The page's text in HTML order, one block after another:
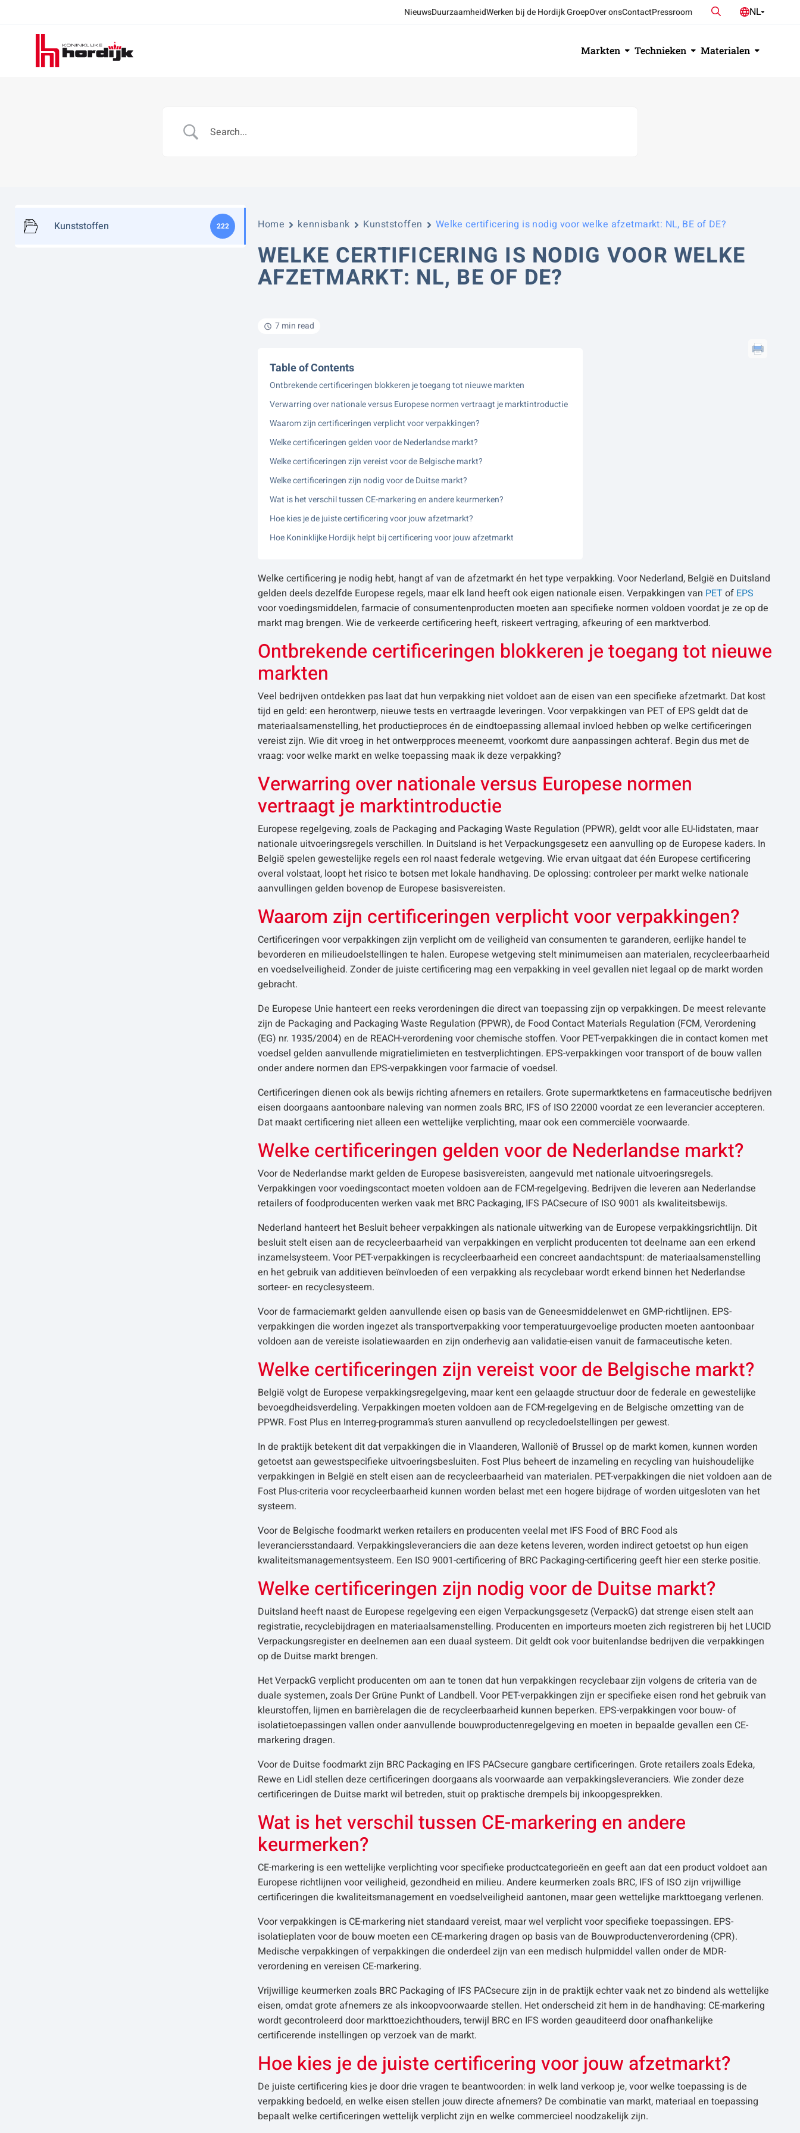
NieuwsDuurzaamheidWerken bij de Hordijk GroepOver onsContactPressroom ZoekenNL
Koninklijke
Hordijk
Markten Technieken Materialen
Kunststoffen 222 Home kennisbank Kunststoffen Welke certificering is nodig voor welke afzetmarkt: NL, BE of DE?
WELKE CERTIFICERING IS NODIG VOOR WELKE
AFZETMARKT: NL, BE OF DE?
7 min read
Table of Contents
Ontbrekende certificeringen blokkeren je toegang tot nieuwe markten
Verwarring over nationale versus Europese normen vertraagt je marktintroductie
Waarom zijn certificeringen verplicht voor verpakkingen?
Welke certificeringen gelden voor de Nederlandse markt?
Welke certificeringen zijn vereist voor de Belgische markt?
Welke certificeringen zijn nodig voor de Duitse markt?
Wat is het verschil tussen CE-markering en andere keurmerken?
Hoe kies je de juiste certificering voor jouw afzetmarkt?
Hoe Koninklijke Hordijk helpt bij certificering voor jouw afzetmarkt
Welke certificering je nodig hebt, hangt af van de afzetmarkt én het type verpakking. Voor Nederland, België en Duitsland
gelden deels dezelfde Europese regels, maar elk land heeft ook eigen nationale eisen. Verpakkingen van PETof EPS
voor voedingsmiddelen, farmacie of consumentenproducten moeten aan specifieke normen voldoen voordat je ze op de
markt mag brengen. Wie de verkeerde certificering heeft, riskeert vertraging, afkeuring of een marktverbod.
Ontbrekende certificeringen blokkeren je toegang tot nieuwe
markten
Veel bedrijven ontdekken pas laat dat hun verpakking niet voldoet aan de eisen van een specifieke afzetmarkt. Dat kost
tijd en geld: een herontwerp, nieuwe tests en vertraagde leveringen. Voor verpakkingen van PET of EPS geldt dat de
materiaalsamenstelling, het productieproces én de eindtoepassing allemaal invloed hebben op welke certificeringen
vereist zijn. Wie dit vroeg in het ontwerpproces meeneemt, voorkomt dure aanpassingen achteraf. Begin dus met de
vraag: voor welke markt en welke toepassing maak ik deze verpakking?
Verwarring over nationale versus Europese normen
vertraagt je marktintroductie
Europese regelgeving, zoals de Packaging and Packaging Waste Regulation (PPWR), geldt voor alle EU-lidstaten, maar
nationale uitvoeringsregels verschillen. In Duitsland is het Verpackungsgesetz een aanvulling op de Europese kaders. In
België spelen gewestelijke regels een rol naast federale wetgeving. Wie ervan uitgaat dat één Europese certificering
overal volstaat, loopt het risico te botsen met lokale handhaving. De oplossing: controleer per markt welke nationale
aanvullingen gelden bovenop de Europese basisvereisten.
Waarom zijn certificeringen verplicht voor verpakkingen?
Certificeringen voor verpakkingen zijn verplicht om de veiligheid van consumenten te garanderen, eerlijke handel te
bevorderen en milieudoelstellingen te halen. Europese wetgeving stelt minimumeisen aan materialen, recycleerbaarheid
en voedselveiligheid. Zonder de juiste certificering mag een verpakking in veel gevallen niet legaal op de markt worden
gebracht.
De Europese Unie hanteert een reeks verordeningen die direct van toepassing zijn op verpakkingen. De meest relevante
zijn de Packaging and Packaging Waste Regulation (PPWR), de Food Contact Materials Regulation (FCM, Verordening
(EG) nr. 1935/2004) en de REACH-verordening voor chemische stoffen. Voor PET-verpakkingen die in contact komen met
voedsel gelden aanvullende migratielimieten en testverplichtingen. EPS-verpakkingen voor transport of de bouw vallen
onder andere normen dan EPS-verpakkingen voor farmacie of voedsel.
Certificeringen dienen ook als bewijs richting afnemers en retailers. Grote supermarktketens en farmaceutische bedrijven
eisen doorgaans aantoonbare naleving van normen zoals BRC, IFS of ISO 22000 voordat ze een leverancier accepteren.
Dat maakt certificering niet alleen een wettelijke verplichting, maar ook een commerciële voorwaarde.
Welke certificeringen gelden voor de Nederlandse markt?
Voor de Nederlandse markt gelden de Europese basisvereisten, aangevuld met nationale uitvoeringsregels.
Verpakkingen voor voedingscontact moeten voldoen aan de FCM-regelgeving. Bedrijven die leveren aan Nederlandse
retailers of foodproducenten werken vaak met BRC Packaging, IFS PACsecure of ISO 9001 als kwaliteitsbewijs.
Nederland hanteert het Besluit beheer verpakkingen als nationale uitwerking van de Europese verpakkingsrichtlijn. Dit
besluit stelt eisen aan de recycleerbaarheid van verpakkingen en verplicht producenten tot deelname aan een erkend
inzamelsysteem. Voor PET-verpakkingen is recycleerbaarheid een concreet aandachtspunt: de materiaalsamenstelling
en het gebruik van additieven beïnvloeden of een verpakking als recyclebaar wordt erkend binnen het Nederlandse
sorteer- en recyclesysteem.
Voor de farmaciemarkt gelden aanvullende eisen op basis van de Geneesmiddelenwet en GMP-richtlijnen. EPS-
verpakkingen die worden ingezet als transportverpakking voor temperatuurgevoelige producten moeten aantoonbaar
voldoen aan de vereiste isolatiewaarden en zijn onderhevig aan validatie-eisen vanuit de farmaceutische keten.
Welke certificeringen zijn vereist voor de Belgische markt?
België volgt de Europese verpakkingsregelgeving, maar kent een gelaagde structuur door de federale en gewestelijke
bevoegdheidsverdeling. Verpakkingen moeten voldoen aan de FCM-regelgeving en de Belgische omzetting van de
PPWR. Fost Plus en Interreg-programma’s sturen aanvullend op recycledoelstellingen per gewest.
In de praktijk betekent dit dat verpakkingen die in Vlaanderen, Wallonië of Brussel op de markt komen, kunnen worden
getoetst aan gewestspecifieke uitvoeringsbesluiten. Fost Plus beheert de inzameling en recycling van huishoudelijke
verpakkingen in België en stelt eisen aan de recycleerbaarheid van materialen. PET-verpakkingen die niet voldoen aan de
Fost Plus-criteria voor recycleerbaarheid kunnen worden belast met een hogere bijdrage of worden uitgesloten van het
systeem.
Voor de Belgische foodmarkt werken retailers en producenten veelal met IFS Food of BRC Food als
leveranciersstandaard. Verpakkingsleveranciers die aan deze ketens leveren, worden indirect getoetst op hun eigen
kwaliteitsmanagementsysteem. Een ISO 9001-certificering of BRC Packaging-certificering geeft hier een sterke positie.
Welke certificeringen zijn nodig voor de Duitse markt?
Duitsland heeft naast de Europese regelgeving een eigen Verpackungsgesetz (VerpackG) dat strenge eisen stelt aan
registratie, recyclebijdragen en materiaalsamenstelling. Producenten en importeurs moeten zich registreren bij het LUCID
Verpackungsregister en deelnemen aan een duaal systeem. Dit geldt ook voor buitenlandse bedrijven die verpakkingen
op de Duitse markt brengen.
Het VerpackG verplicht producenten om aan te tonen dat hun verpakkingen recyclebaar zijn volgens de criteria van de
duale systemen, zoals Der Grüne Punkt of Landbell. Voor PET-verpakkingen zijn er specifieke eisen rond het gebruik van
kleurstoffen, lijmen en barrièrelagen die de recycleerbaarheid kunnen beperken. EPS-verpakkingen voor bouw- of
isolatietoepassingen vallen onder aanvullende bouwproductenregelgeving en moeten in bepaalde gevallen een CE-
markering dragen.
Voor de Duitse foodmarkt zijn BRC Packaging en IFS PACsecure gangbare certificeringen. Grote retailers zoals Edeka,
Rewe en Lidl stellen deze certificeringen doorgaans als voorwaarde aan verpakkingsleveranciers. Wie zonder deze
certificeringen de Duitse markt wil betreden, stuit op praktische drempels bij inkoopgesprekken.
Wat is het verschil tussen CE-markering en andere
keurmerken?
CE-markering is een wettelijke verplichting voor specifieke productcategorieën en geeft aan dat een product voldoet aan
Europese richtlijnen voor veiligheid, gezondheid en milieu. Andere keurmerken zoals BRC, IFS of ISO zijn vrijwillige
certificeringen die kwaliteitsmanagement en voedselveiligheid aantonen, maar geen wettelijke markttoegang verlenen.
Voor verpakkingen is CE-markering niet standaard vereist, maar wel verplicht voor specifieke toepassingen. EPS-
isolatieplaten voor de bouw moeten een CE-markering dragen op basis van de Bouwproductenverordening (CPR).
Medische verpakkingen of verpakkingen die onderdeel zijn van een medisch hulpmiddel vallen onder de MDR-
verordening en vereisen CE-markering.
Vrijwillige keurmerken zoals BRC Packaging of IFS PACsecure zijn in de praktijk echter vaak net zo bindend als wettelijke
eisen, omdat grote afnemers ze als inkoopvoorwaarde stellen. Het onderscheid zit hem in de handhaving: CE-markering
wordt gecontroleerd door markttoezichthouders, terwijl BRC en IFS worden geauditeerd door onafhankelijke
certificerende instellingen op verzoek van de markt.
Hoe kies je de juiste certificering voor jouw afzetmarkt?
De juiste certificering kies je door drie vragen te beantwoorden: in welk land verkoop je, voor welke toepassing is de
verpakking bedoeld, en welke eisen stellen jouw directe afnemers? De combinatie van markt, materiaal en toepassing
bepaalt welke certificeringen wettelijk verplicht zijn en welke commercieel noodzakelijk zijn.